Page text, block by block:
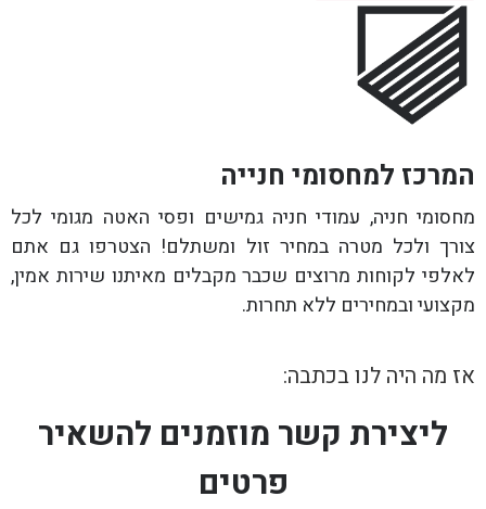
המרכז למחסומי חנייה
מחסומי חניה, עמודי חניה גמישים ופסי האטה מגומי לכל
צורך ולכל מטרה במחיר זול ומשתלם! הצטרפו גם אתם
לאלפי לקוחות מרוצים שכבר מקבלים מאיתנו שירות אמין,
מקצועי ובמחירים ללא תחרות.
אז מה היה לנו בכתבה:
ליצירת קשר מוזמנים להשאיר
פרטים